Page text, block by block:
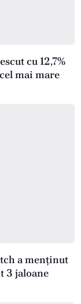
cu 12,7%
mai mare
a menținut
3 jaloane